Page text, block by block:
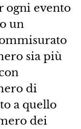
ogni evento
un
sia più
di
a quello
dei